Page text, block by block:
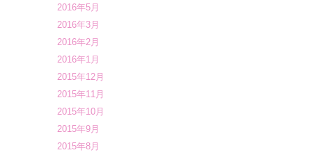
2016年5月
2016年3月
2016年2月
2016年1月
2015年12月
2015年11月
2015年10月
2015年9月
2015年8月